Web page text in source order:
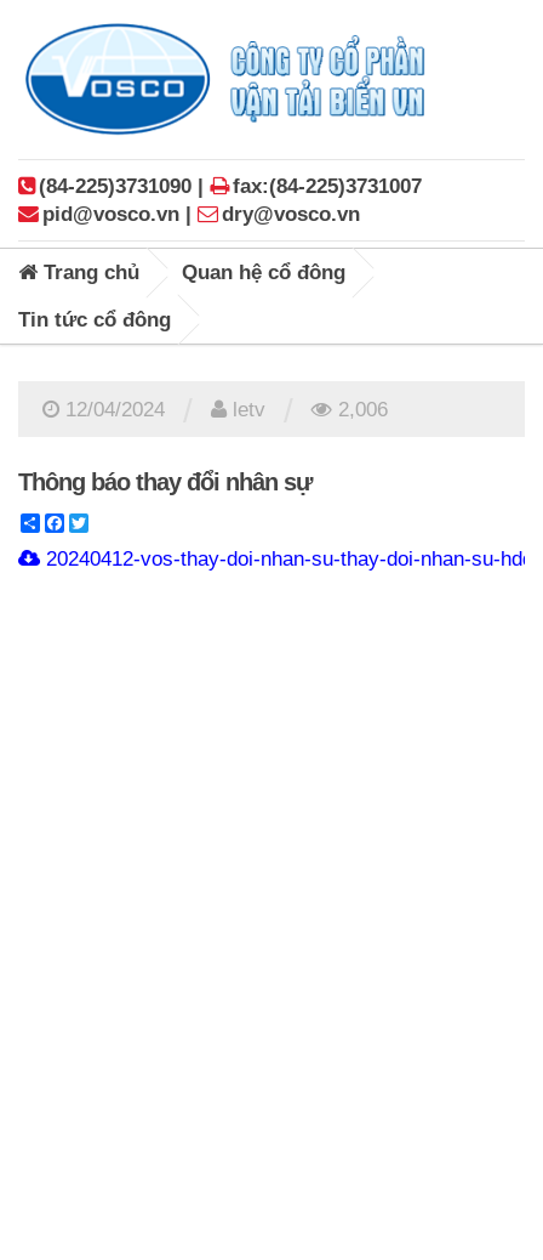
(84-225)3731090 |
fax:(84-225)3731007
pid@vosco.vn |
dry@vosco.vn
Trang chủ Quan hệ cổ đông
Tin tức cổ đông
12/04/2024 letv 2,006
Thông báo thay đổi nhân sự
ShareFacebook
20240412-vos-thay-doi-nhan-su-thay-doi-nhan-su-